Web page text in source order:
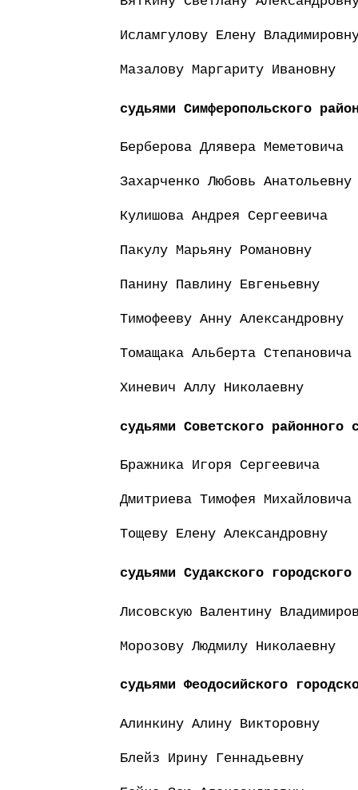
Исламгулову Елену
Мазалову Маргариту Ивановну
судьями Симферопольского
Берберова Длявера Меметовича
Захарченко Любовь Анатольевну
Кулишова Андрея Сергеевича
Пакулу Марьяну Романовну
Панину Павлину Евгеньевну
Тимофееву Анну Александровну
Томащака Альберта Степановича
Хиневич Аллу Николаевну
судьями Советского районного
Бражника Игоря Сергеевича
Дмитриева Тимофея Михайловича
Тощеву Елену Александровну
судьями Судакского городского
Лисовскую Валентину
Морозову Людмилу Николаевну
судьями Феодосийского
Алинкину Алину Викторовну
Блейз Ирину Геннадьевну